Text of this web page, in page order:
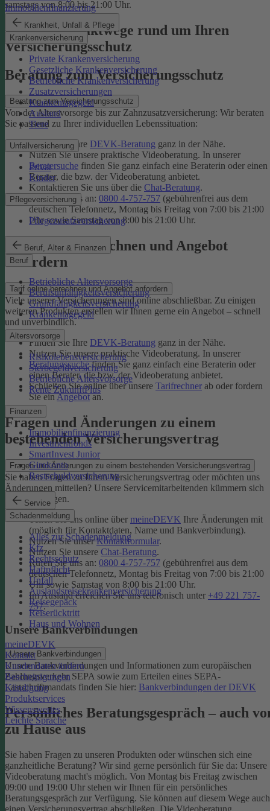
Immobilienfinanzierung
Krankheit, Unfall & Pflege
Krankenversicherung
Private Krankenversicherung
Gesetzliche Krankenversicherung
Betriebliche Krankenversicherung
Zusatzversicherungen
Krankentagegeld
Ausland
Tiere
Unfallversicherung
Privat
Kinder
Pflegeversicherung
Pflegezusatzversicherung
Beruf, Alter & Finanzen
Beruf
Betriebliche Altersvorsorge
Berufsunfähigkeitsversicherung
Grundfähigkeitsversicherung
Krankentagegeld
Altersvorsorge
Risikolebensversicherung
Sterbegeldversicherung
Betriebliche Altersvorsorge
Rente ZukunftPlus
Finanzen
Immobilienfinanzierung
Investmentfonds
SmartInvest Junior
Girokonto
Restschuldversicherung
Service
Schadenmeldung
Alles zur Schadenmeldung
Kfz
Rechtsschutz
Haftpflicht
Unfall
Auslandsreisekrankenversicherung
Reisegepäck
Reiserücktritt
Haus und Wohnen
meineDEVK
Kontakt
Kundendaten ändern
Bescheinigungen
Kündigung
Produktservices
Wissenswertes
Leichte Sprache
samstags von 8:00 bis 21:00 Uhr.
Unsere Kontaktwege rund um Ihren
Versicherungsschutz
Beratung zum Versicherungsschutz
Beratung zum Versicherungsschutz
Von der Altersvorsorge bis zur Zahnzusatzversicherung: Wir beraten
Sie passend zu Ihrer individuellen Lebenssituation:
Finden Sie Ihre DEVK-Beratung ganz in der Nähe.
Nutzen Sie unsere praktische Videoberatung. In unserer
Beratersuche finden Sie ganz einfach eine Beraterin oder einen
Berater, die bzw. der Videoberatung anbietet.
Kontaktieren Sie uns über die Chat-Beratung.
Rufen Sie uns an: 0800 4-757-757 (gebührenfrei aus dem
deutschen Telefonnetz, Montag bis Freitag von 7:00 bis 21:00
Uhr sowie Samstag von 8:00 bis 21:00 Uhr.
Tarif online berechnen und Angebot
anfordern
Tarif online berechnen und Angebot anfordern
Viele unserer Versicherungen sind online abschließbar. Zu einigen
weiteren Produkten erstellen wir Ihnen gerne ein Angebot – schnell
und unverbindlich.
Finden Sie Ihre DEVK-Beratung ganz in der Nähe.
Nutzen Sie unsere praktische Videoberatung. In unserer
Beratungssuchefinden Sie ganz einfach eine Beraterin oder
einen Berater, die bzw. der Videoberatung anbietet.
Schließen Sie online über unsere Tarifrechner ab oder fordern
Sie einAngebotan.
Fragen und Änderungen zu einem
bestehenden Versicherungsvertrag
Fragen und Änderungen zu einem bestehenden Versicherungsvertrag
Sie haben Fragen zu Ihrem Versicherungsvertrag oder möchten uns
Änderungen mitteilen? Unsere Servicemitarbeitenden kümmern sich
um Ihr Anliegen.
Teilen Sie uns online über meineDEVK Ihre Änderungen mit
(möglich für Kontaktdaten, Name und Bankverbindung).
Nutzen Sie unserKontaktformular.
Nutzen Sie unsere Chat-Beratung.
Rufen Sie uns an: 0800 4-757-757 (gebührenfrei aus dem
deutschen Telefonnetz, Montag bis Freitag von 7:00 bis 21:00
Uhr sowie Samstag von 8:00 bis 21:00 Uhr.
Im Ausland erreichen Sie uns telefonisch unter +49 221 757-
757.
Unsere Bankverbindungen
Unsere Bankverbindungen
Unsere Bankverbindungen und Informationen zum europäischen
Zahlungsverkehr SEPA sowie zum Erteilen eines SEPA-
Lastschriftmandats finden Sie hier: Bankverbindungen der DEVK
Persönliches Beratungsgespräch – auch
zu Hause aus
Sie haben Fragen zu unseren Produkten oder wünschen sich eine
ganzheitliche Beratung? Wir sind gerne persönlich für Sie da: Unsere
Videoberatung macht's möglich. Von Montag bis Freitag zwischen
09:00 und 19:00 Uhr stehen wir Ihnen für ein persönliches
Beratungsgespräch zur Verfügung. Sie können auf diesem Wege auch